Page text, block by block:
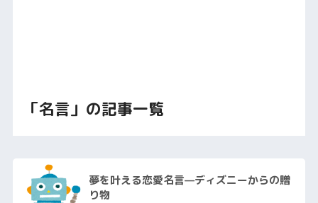
「名言」の記事一覧
夢を叶える恋愛名言—ディズニーからの贈
り物